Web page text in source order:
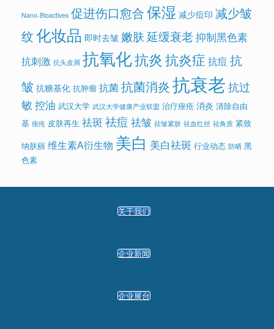
Nano-Bioactives 促进伤口愈合保湿 减少痘印 减少皱
纹化妆品 即时去皱嫩肤延缓衰老抑制黑色素
抗刺激 抗头皮屑 抗氧化抗炎抗炎症 抗痘 抗
皱 抗糖基化 抗肿瘤 抗菌抗菌消炎 抗衰老 抗过
敏 控油 武汉大学 武汉大学健康产业联盟 治疗痤疮 消炎 清除自由
基 痤疮 皮肤再生 祛斑 祛痘 祛皱 祛皱紧肤 祛血红丝 祛角质 紧致
纳肤丽 维生素A衍生物 美白 美白祛斑 行业动态 防晒 黑
色素
关于我们
企业新闻
企业展台